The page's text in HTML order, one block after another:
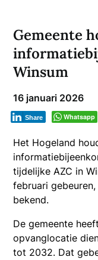
Gemeente
Winsum
16 januari 2026
Whatsapp
Share
Het Hogeland
tijdelijke AZC in
februari
bekend.
De gemeente
opvanglocatie
tot 2032. Dat